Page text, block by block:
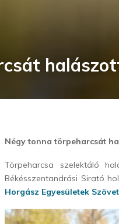
Négy tonna törpeharcsát
Törpeharcsa szelektáló
Békésszentandrási Sirató
Horgász Egyesületek